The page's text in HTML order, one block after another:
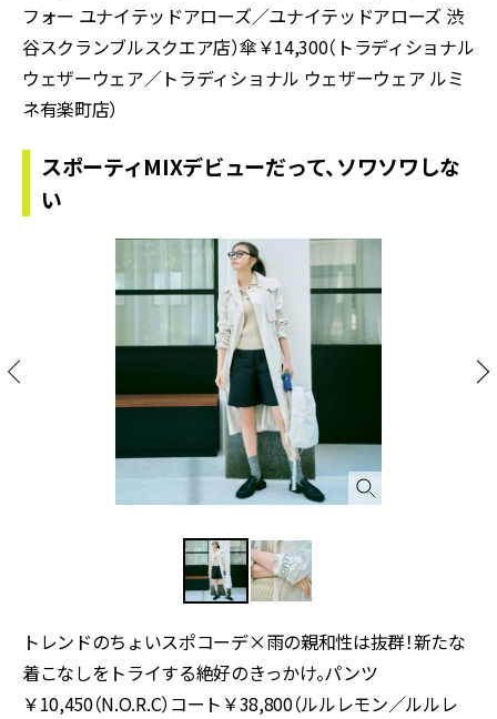
フォー ユナイテッドアローズ／ユナイテッドアローズ 渋
谷スクランブルスクエア店）傘￥14,300（トラディショナル
ウェザーウェア／トラディショナル ウェザーウェア ルミ
ネ有楽町店）
スポーティMIXデビューだって、ソワソワしな
い
トレンドのちょいスポコーデ×雨の親和性は抜群！新たな
着こなしをトライする絶好のきっかけ。パンツ
￥10,450（N.O.R.C）コート￥38,800（ルルレモン／ルルレ